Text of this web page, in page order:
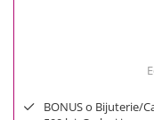
BONUS o Bijuterie/